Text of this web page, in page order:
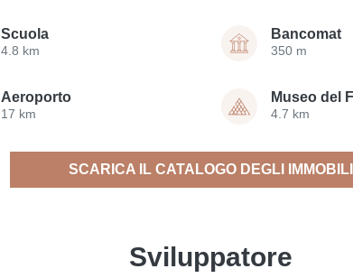
Scuola
4.8 km
Bancomat
350 m
Aeroporto
17 km
Museo del
4.7 km
SCARICA IL CATALOGO DEGLI IMMOBILI
Sviluppatore